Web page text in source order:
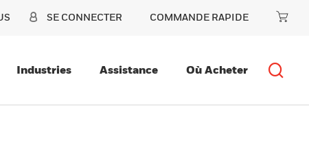
SE CONNECTER COMMANDE RAPIDE
Industries Assistance Où Acheter